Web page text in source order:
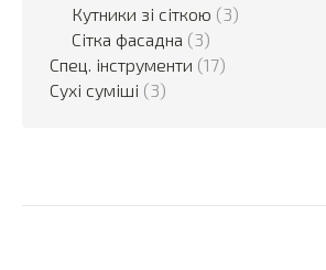
Кутники зі сіткою (3)
Сітка фасадна (3)
Спец. інструменти (17)
Сухі суміші (3)